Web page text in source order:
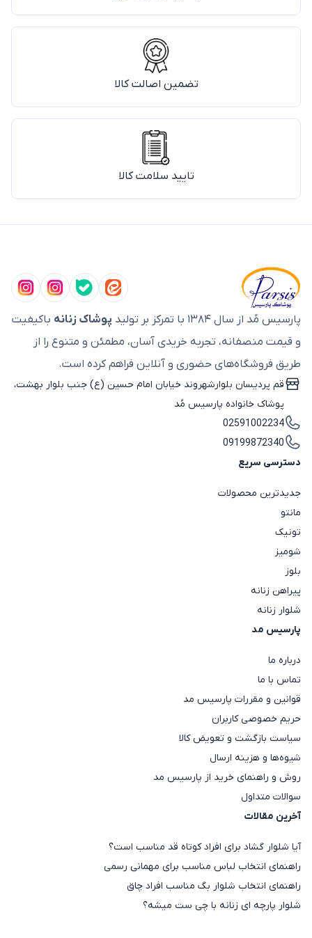
تضمین اصالت کالا
تایید سلامت کالا
پارسیس مُد از سال ۱۳۸۴ با تمرکز بر تولید پوشاک زنانه باکیفیت
و قیمت منصفانه، تجربه خریدی آسان، مطمئن و متنوع را از
طریق فروشگاه‌های حضوری و آنلاین فراهم کرده است.
قم پردیسان بلوارشهروند خیابان امام حسین (ع) جنب بلوار بهشت،
پوشاک خانواده پارسیس مُد
02591002234
09199872340
دسترسی سریع
جدیدترین محصولات
مانتو
تونیک
شومیز
بلوز
پیراهن زنانه
شلوار زنانه
پارسیس مد
درباره ما
تماس با ما
قوانین و مقررات پارسیس مد
حریم خصوصی کاربران
سیاست بازگشت و تعویض کالا
شیوه‌ها و هزینه ارسال
روش و راهنمای خرید از پارسیس مد
سوالات متداول
آخرین مقالات
آیا شلوار گشاد برای افراد کوتاه قد مناسب است؟
راهنمای انتخاب لباس مناسب برای مهمانی رسمی
راهنمای انتخاب شلوار بگ مناسب افراد چاق
شلوار پارچه ای زنانه با چی ست میشه؟